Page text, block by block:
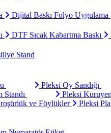
Dijital Baskı Folyo Uygulama
DTF Sıcak Kabartma Baskı
Stand
Pleksi Oy Sandığı
Pleksi
ve Föylükler Pleksi